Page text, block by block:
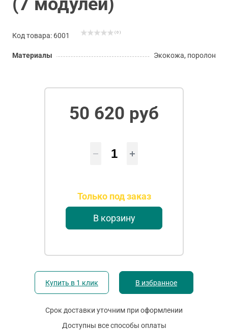
Код товара: 6001 ( 0 )
Материалы Экокожа, поролон
50 620 руб
Только под заказ
В корзину
Купить в 1 клик В избранное
Срок доставки уточним при оформлении
Доступны все способы оплаты